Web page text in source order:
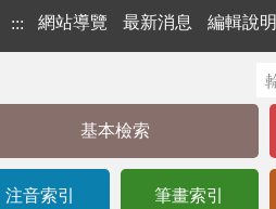
::: 網站導覽 最新消息 編輯說明
基本檢索
注音索引 筆畫索引